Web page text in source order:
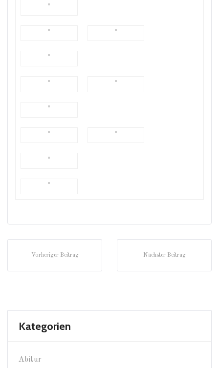
Vorheriger Beitrag Nächster Beitrag
Kategorien
Abitur